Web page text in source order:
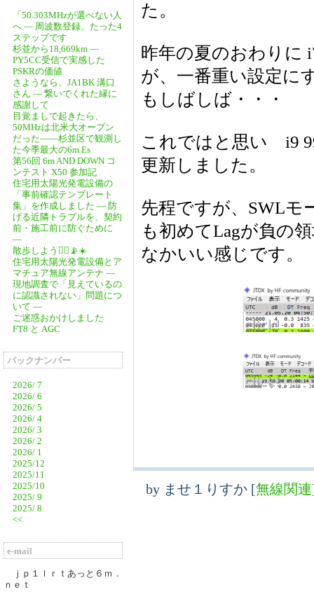
「50.303MHzが選べない人
へ ― 周波数登録、たった4
ステップです
杉並から18,669km ―
PY5CC受信で実感した
PSKRの価値
さようなら、JA1BK 溝口
さん ― 繋いでくれた縁に
感謝して
目覚ましで起きたら、
50MHzは北米大オープン
だった――杉並区で観測し
た今季最大の6m Es
第56回 6m AND DOWN コ
ンテスト X50 参加記
住宅用太陽光発電設備の
「事前確認テンプレート
集」を作成しました ― 防
げる近隣トラブルを、契約
前・施工前に防ぐために
―
散歩しよう🚶‍♂️📡☀️
住宅用太陽光発電設備とア
マチュア無線アンテナ ―
現地調査で「見えているの
に認識されない」問題につ
いて ―
ご迷惑おかけしました
FT8 と AGC
バックナンバー
2026/ 7
2026/ 6
2026/ 5
2026/ 4
2026/ 3
2026/ 2
2026/ 1
2025/12
2025/11
2025/10
2025/ 9
2025/ 8
<<
e-mail
ｊｐ１ｌｒｔあっと６ｍ．
ｎｅｔ
た。
昨年の夏のおわり
が、一番重い設定に
もしばしば・・・
これではと思い i9
更新しました。
先程ですが、SWLモ
も初めてLagが負の
なかいい感じです
by ませ１りすか [無線関連